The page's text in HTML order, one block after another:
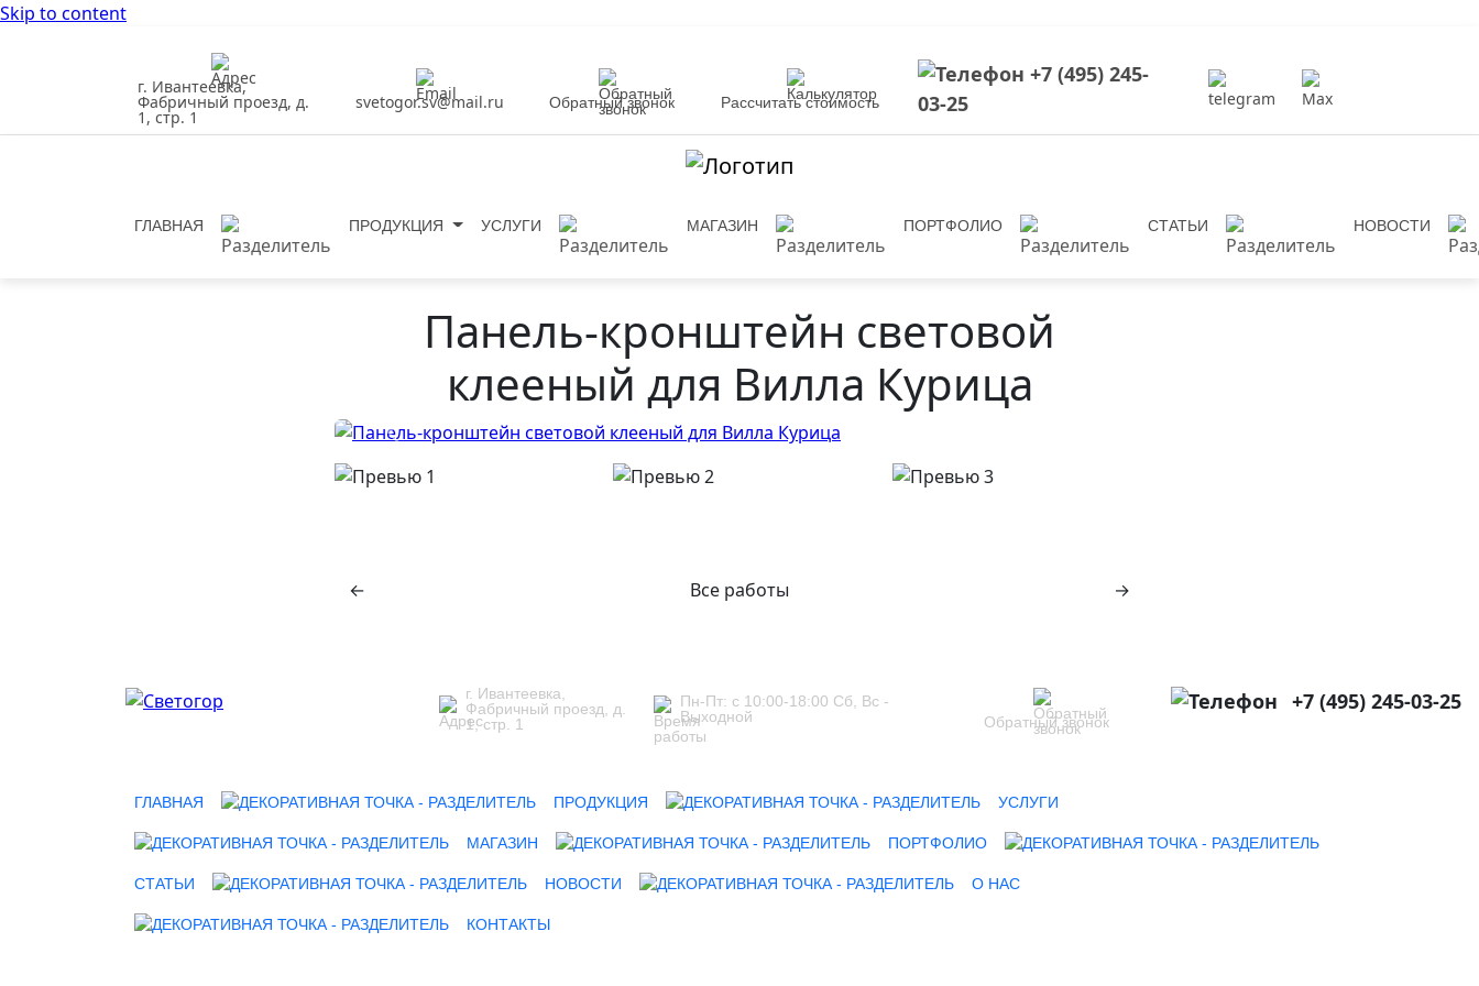
Skip to content
г. Ивантеевка,
Фабричный проезд, д.
1, стр. 1
svetogor.sv@mail.ru Обратный звонок Рассчитать стоимость
+7 (495) 245-
03-25
ГЛАВНАЯ ПРОДУКЦИЯ УСЛУГИ МАГАЗИН ПОРТФОЛИО СТАТЬИ НОВОСТИ
Панель-кронштейн световой
клееный для Вилла Курица
Previous
← Все работы →
г. Ивантеевка,
Фабричный проезд, д.
1, стр. 1
Пн-Пт: с 10:00-18:00 Сб, Вс -
Выходной
Обратный звонок
+7 (495) 245-03-25
ГЛАВНАЯ ПРОДУКЦИЯ УСЛУГИ
МАГАЗИН ПОРТФОЛИО
СТАТЬИ НОВОСТИ О НАС
КОНТАКТЫ